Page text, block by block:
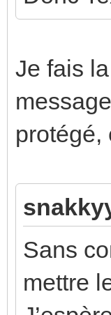
Je fais
protégé,
Sans
mettre